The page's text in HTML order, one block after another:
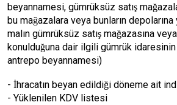
beyannamesi, gümrüksüz satış
bu mağazalara veya bunların
malın gümrüksüz satış mağazasına
konulduğuna dair ilgili gümrük idaresinin
antrepo beyannamesi)
- İhracatın beyan edildiği döneme ait
- Yüklenilen KDV listesi